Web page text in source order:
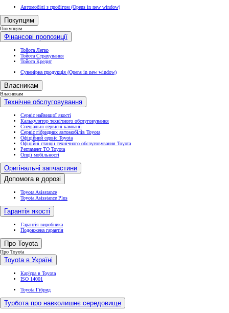
Автомобілі з пробігом (Opens in new window)
Покупцям
Покупцям
Фінансові пропозиції
Тойота Легко
Тойота Страхування
Тойота Кредит
Сувенірна продукція (Opens in new window)
Власникам
Власникам
Технічне обслуговування
Сервіс найвищої якості
Калькулятор технічного обслуговування
Спеціальні сервісні кампанії
Сервіс гібридних автомобілів Toyota
Офіційний сервіс Toyota
Офіційні станції технічного обслуговування Toyota
Регламент ТО Toyota
Опції мобільності
Оригінальні запчастини
Допомога в дорозі
Toyota Asisstance
Toyota Asisstance Plus
Гарантія якості
Гарантія виробника
Подовжена гарантія
Про Toyota
Про Toyota
Toyota в Україні
Кар'єра в Toyota
ISO 14001
Toyota Гібрид
Турбота про навколишнє середовище